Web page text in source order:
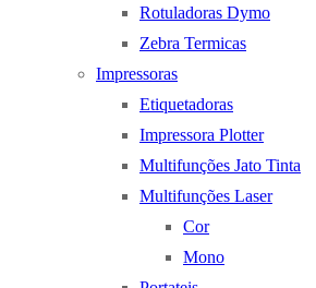
Rotuladoras Dymo
Zebra Termicas
Impressoras
Etiquetadoras
Impressora Plotter
Multifunções Jato Tinta
Multifunções Laser
Cor
Mono